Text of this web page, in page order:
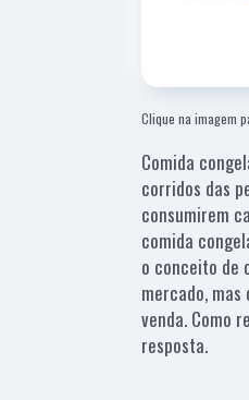
Clique na imagem
Comida
corridos das
consumirem
comida
o conceito de
mercado,
venda. Como
resposta.